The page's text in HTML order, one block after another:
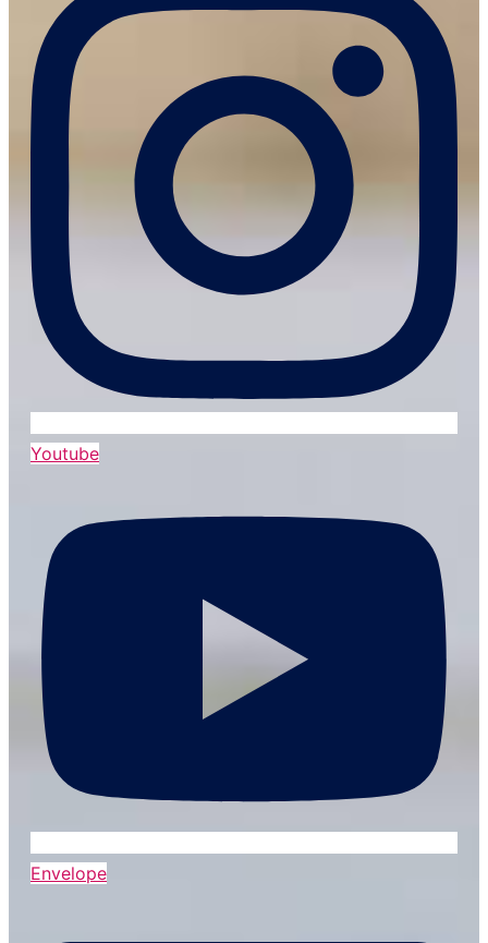
Youtube
Envelope